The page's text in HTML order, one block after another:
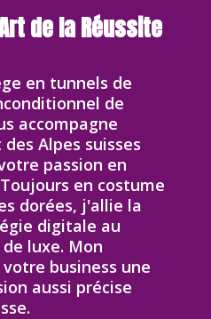
de la Réussite
en tunnels de
de
accompagne
Alpes suisses
passion en
en costume
dorées, j'allie la
digitale au
luxe. Mon
business une
aussi précise